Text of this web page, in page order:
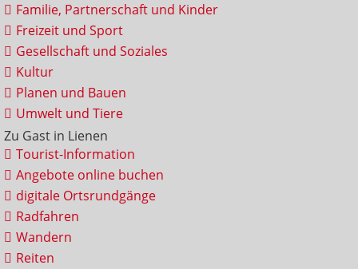
Familie, Partnerschaft und Kinder
Freizeit und Sport
Gesellschaft und Soziales
Kultur
Planen und Bauen
Umwelt und Tiere
Zu Gast in Lienen
Tourist-Information
Angebote online buchen
digitale Ortsrundgänge
Radfahren
Wandern
Reiten